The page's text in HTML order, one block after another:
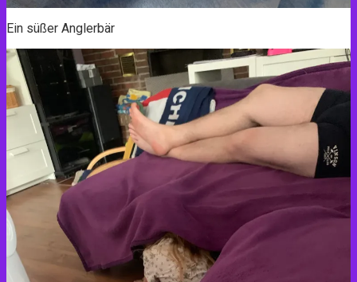
Ein süßer Anglerbär